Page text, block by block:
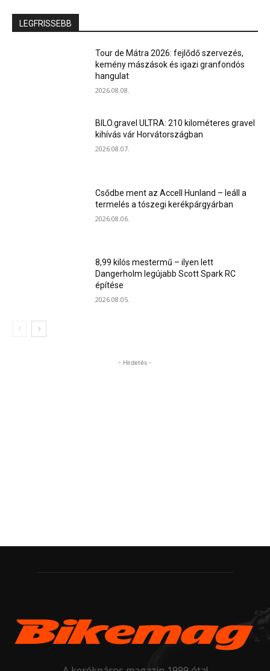
LEGFRISSEBB
Tour de Mátra 2026: fejlődő szervezés,
kemény mászások és igazi granfondós
hangulat
2026.08.08.
BILO.gravel ULTRA: 210 kilométeres gravel
kihívás vár Horvátországban
2026.08.07.
Csődbe ment az Accell Hunland – leáll a
termelés a tószegi kerékpárgyárban
2026.08.06.
8,99 kilós mestermű – ilyen lett
Dangerholm legújabb Scott Spark RC
építése
2026.08.05.
- Hirdetés -